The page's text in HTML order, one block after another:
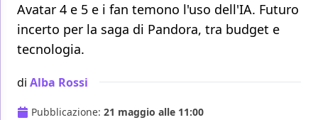
Avatar 4 e 5 e i fan temono l'uso dell'IA. Futuro
incerto per la saga di Pandora, tra budget e
tecnologia.
di Alba Rossi
Pubblicazione: 21 maggio alle 11:00